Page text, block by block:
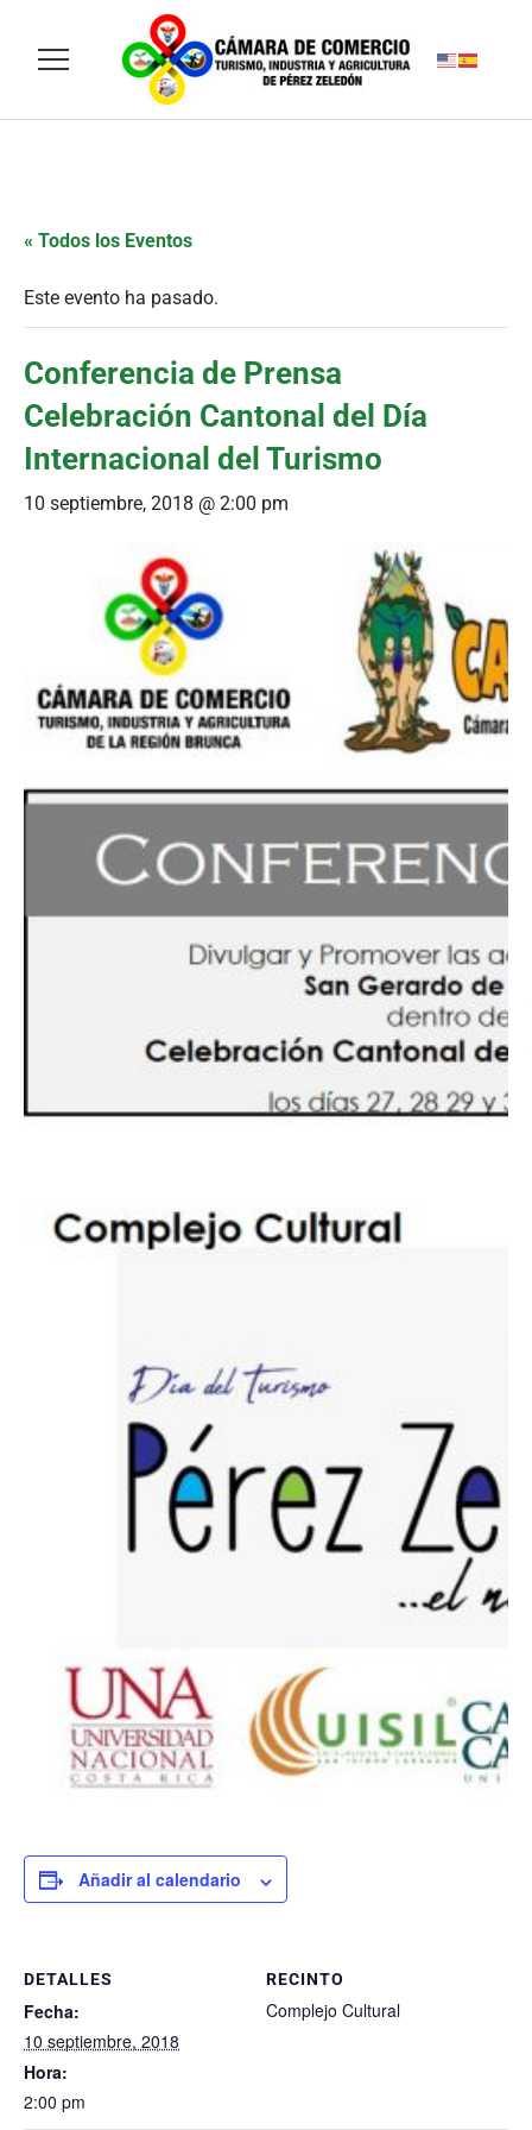
« Todos los Eventos
Este evento ha pasado.
Conferencia de Prensa
Celebración Cantonal del Día
Internacional del Turismo
10 septiembre, 2018 @ 2:00 pm
Añadir al calendario
DETALLES
Fecha:
10 septiembre, 2018
Hora:
2:00 pm
RECINTO
Complejo Cultural